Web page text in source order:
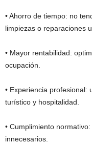
• Ahorro de tiempo: no
limpiezas o reparaciones
• Mayor rentabilidad:
ocupación.
• Experiencia profesional:
turístico y hospitalidad.
• Cumplimiento
innecesarios.